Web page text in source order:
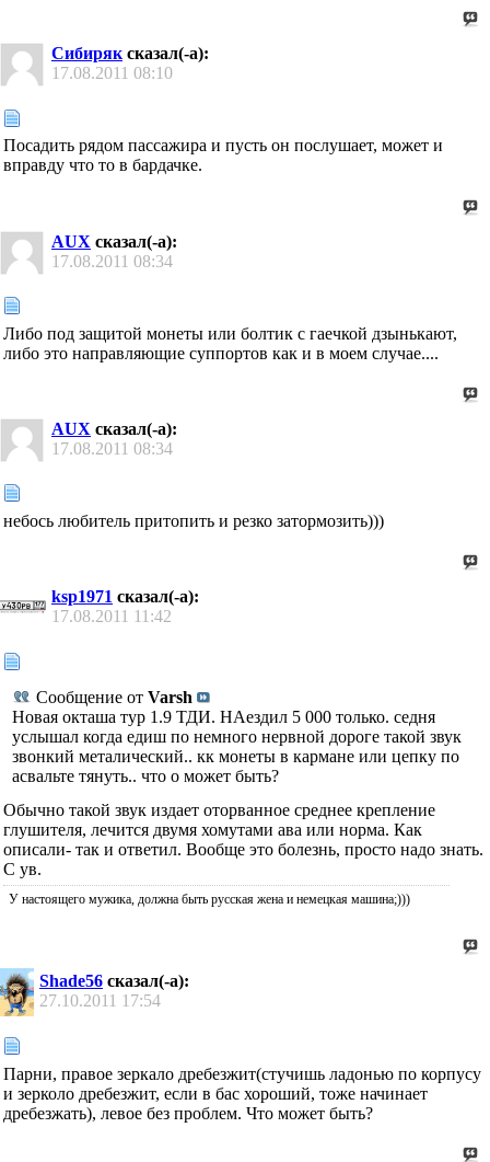
Сибиряк сказал(-а):
17.08.2011 08:10
Посадить рядом пассажира и пусть он послушает, может и
вправду что то в бардачке.
AUX сказал(-а):
17.08.2011 08:34
Либо под защитой монеты или болтик с гаечкой дзынькают,
либо это направляющие суппортов как и в моем случае....
AUX сказал(-а):
17.08.2011 08:34
небось любитель притопить и резко затормозить)))
ksp1971 сказал(-а):
17.08.2011 11:42
Сообщение от Varsh
Новая окташа тур 1.9 ТДИ. НАездил 5 000 только. седня
услышал когда едиш по немного нервной дороге такой звук
звонкий металический.. кк монеты в кармане или цепку по
асвальте тянуть.. что о может быть?
Обычно такой звук издает оторванное среднее крепление
глушителя, лечится двумя хомутами ава или норма. Как
описали- так и ответил. Вообще это болезнь, просто надо знать.
С ув.
У настоящего мужика, должна быть русская жена и немецкая машина;)))
Shade56 сказал(-а):
27.10.2011 17:54
Парни, правое зеркало дребезжит(стучишь ладонью по корпусу
и зерколо дребезжит, если в бас хороший, тоже начинает
дребезжать), левое без проблем. Что может быть?